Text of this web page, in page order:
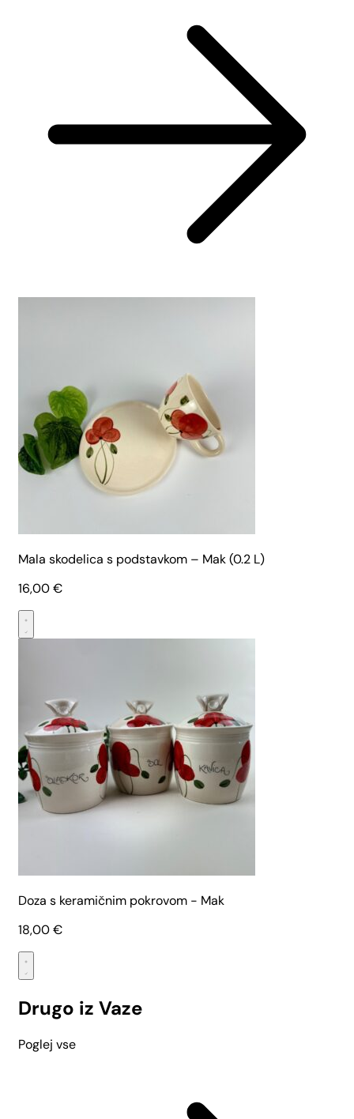
Mala skodelica s podstavkom – Mak (0.2 L)
16,00€
Doza s keramičnim pokrovom - Mak
18,00€
Drugo iz Vaze
Poglej vse